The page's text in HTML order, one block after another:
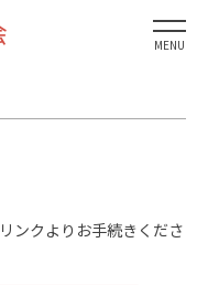
MENU
ンクよりお手続きくださ